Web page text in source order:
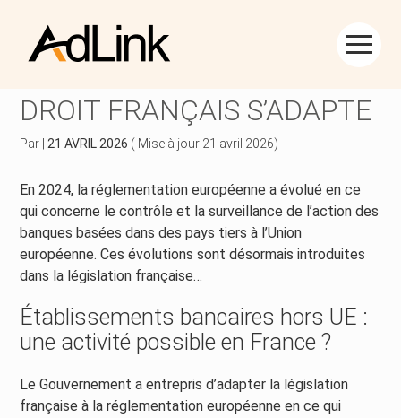
Aller
au
Créer et reprendre une activité
Développer votre entreprise
Construire votre patrimoine
Être prêt pour la facturation électronique
Piloter votre gestion
Gérer vos ressources humaines
Dématérialiser vos documents
DROIT FRANÇAIS S’ADAPTE
Par 21 AVRIL 2026 ( Mise à jour 21 avril 2026)
En 2024, la réglementation européenne a évolué en ce
qui concerne le contrôle et la surveillance de l’action des
banques basées dans des pays tiers à l’Union
européenne. Ces évolutions sont désormais introduites
dans la législation française…
Établissements bancaires hors UE :
une activité possible en France ?
Le Gouvernement a entrepris d’adapter la législation
française à la réglementation européenne en ce qui